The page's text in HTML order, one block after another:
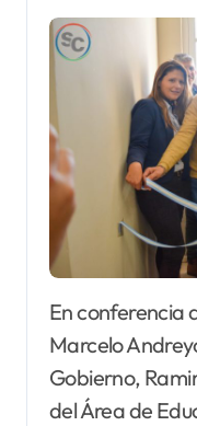
En conferencia de prensa, el Intendente,
Marcelo
Gobierno,
del Área de